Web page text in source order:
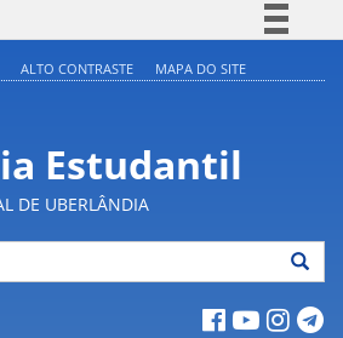
Acesso à informação
Legislação
Canais
ALTO CONTRASTE MAPA DO SITE
Estudantil
DE UBERLÂNDIA